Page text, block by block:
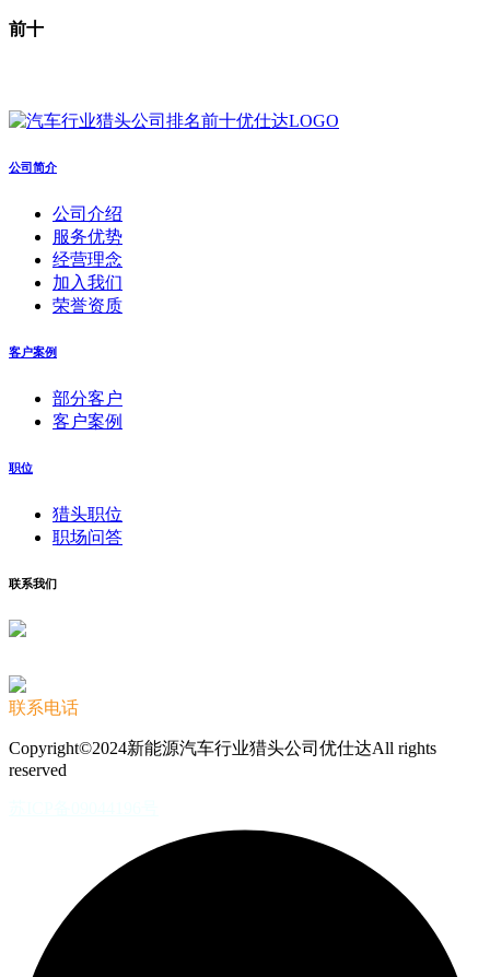
前十
公司简介
公司介绍
服务优势
经营理念
加入我们
荣誉资质
客户案例
部分客户
客户案例
职位
猎头职位
职场问答
联系我们
联系电话
Copyright©2024新能源汽车行业猎头公司优仕达All rights
reserved